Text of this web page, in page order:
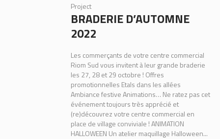
Project
BRADERIE D’AUTOMNE
2022
Les commerçants de votre centre commercial
Riom Sud vous invitent à leur grande braderie
les 27, 28 et 29 octobre ! Offres
promotionnelles Etals dans les allées
Ambiance festive Animations… Ne ratez pas cet
événement toujours très apprécié et
(re)découvrez votre centre commercial en
place de village conviviale ! ANIMATION
HALLOWEEN Un atelier maquillage Halloween...